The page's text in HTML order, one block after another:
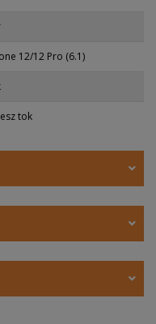
12/12 Pro (6.1)
tok